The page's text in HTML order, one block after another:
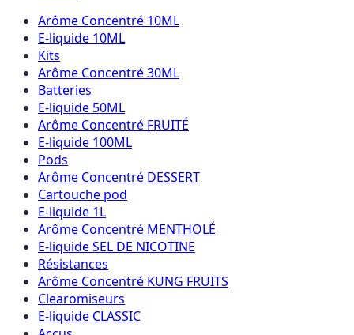
Arôme Concentré 10ML
E-liquide 10ML
Kits
Arôme Concentré 30ML
Batteries
E-liquide 50ML
Arôme Concentré FRUITÉ
E-liquide 100ML
Pods
Arôme Concentré DESSERT
Cartouche pod
E-liquide 1L
Arôme Concentré MENTHOLÉ
E-liquide SEL DE NICOTINE
Résistances
Arôme Concentré KUNG FRUITS
Clearomiseurs
E-liquide CLASSIC